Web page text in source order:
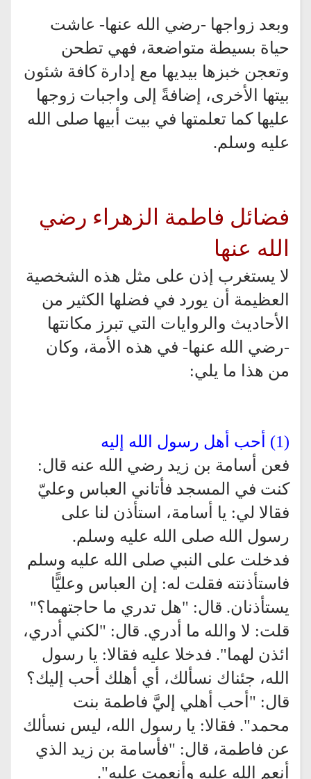
وبعد زواجها -رضي الله عنها- عاشت
حياة بسيطة متواضعة، فهي تطحن
وتعجن خبزها بيديها مع إدارة كافة شئون
بيتها الأخرى، إضافةً إلى واجبات زوجها
عليها كما تعلمتها في بيت أبيها صلى الله
عليه وسلم.
فضائل فاطمة الزهراء رضي
الله عنها
لا يستغرب إذن على مثل هذه الشخصية
العظيمة أن يورد في فضلها الكثير من
الأحاديث والروايات التي تبرز مكانتها
-رضي الله عنها- في هذه الأمة، وكان
من هذا ما يلي:
(1) أحب أهل رسول الله إليه
فعن أسامة بن زيد رضي الله عنه قال:
كنت في المسجد فأتاني العباس وعليّ
فقالا لي: يا أسامة، استأذن لنا على
رسول الله صلى الله عليه وسلم.
فدخلت على النبي صلى الله عليه وسلم
فاستأذنته فقلت له: إن العباس وعليًّا
يستأذنان. قال: "هل تدري ما حاجتهما؟"
قلت: لا والله ما أدري. قال: "لكني أدري،
ائذن لهما". فدخلا عليه فقالا: يا رسول
الله، جئناك نسألك، أي أهلك أحب إليك؟
قال: "أحب أهلي إليَّ فاطمة بنت
محمد". فقالا: يا رسول الله، ليس نسألك
عن فاطمة، قال: "فأسامة بن زيد الذي
أنعم الله عليه وأنعمت عليه".